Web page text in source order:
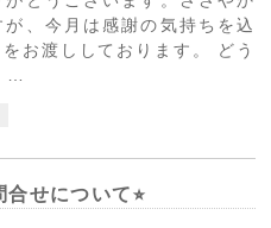
、今月は感謝の気持ちを込
お渡ししております。 どう
…
合せについて⭐︎